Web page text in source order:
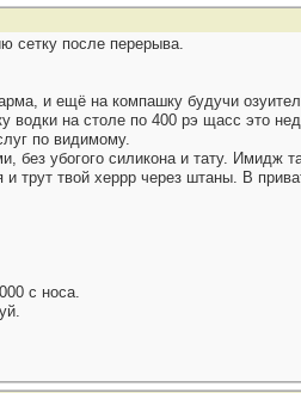
сетку после перерыва.
и ещё на компашку будучи
водки на столе по 400 рэ щасс это
по видимому.
без убогого силикона и тату. Имидж
трут твой херрр через штаны. В
с носа.